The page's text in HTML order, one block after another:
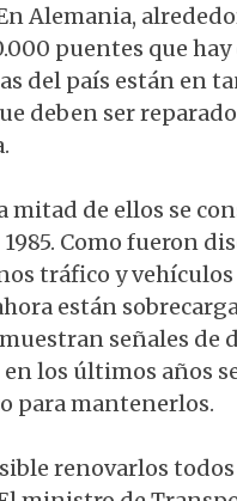
Alemania,
puentes que hay
del país están en
deben ser
mitad de ellos se
Como fueron
tráfico y vehículos
están
señales de
en los últimos años
para mantenerlos.
renovarlos